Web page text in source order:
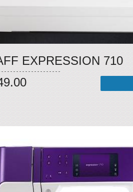
EXPRESSION 710